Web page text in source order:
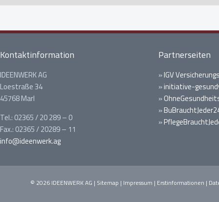
Kontaktinformation
IDEENWERK AG
Loestraße 34
45768 Marl
Tel.: 02365 / 20 289 – 0
Fax.: 02365 / 20289 – 11
info@ideenwerk.ag
Partnerseiten
»IGV
»initiative-
»
»
»
© 2026 IDEENWERK AG | Sitemap | Impressum | Erstinformationen |